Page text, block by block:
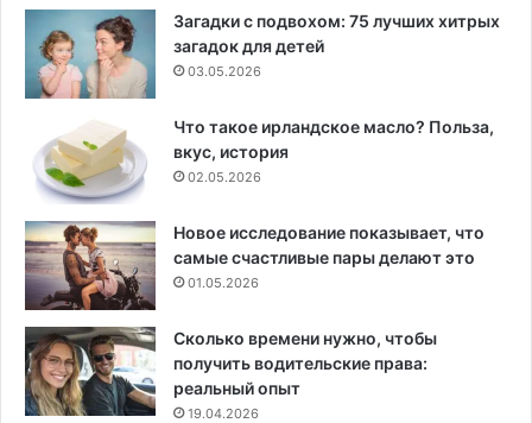
Загадки с подвохом: 75 лучших хитрых
загадок для детей
03.05.2026
Что такое ирландское масло? Польза,
вкус, история
02.05.2026
Новое исследование показывает, что
самые счастливые пары делают это
01.05.2026
Сколько времени нужно, чтобы
получить водительские права:
реальный опыт
19.04.2026